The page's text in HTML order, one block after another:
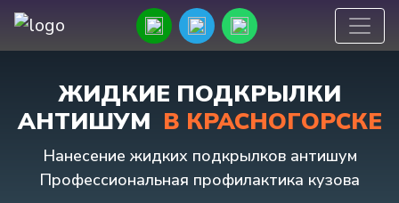
ЖИДКИЕ ПОДКРЫЛКИ
АНТИШУМ В КРАСНОГОРСКЕ
Нанесение жидких подкрылков антишум
Профессиональная профилактика кузова